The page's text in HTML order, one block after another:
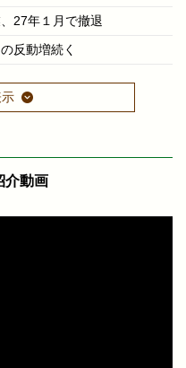
27年１月で撤退
反動増続く
介動画